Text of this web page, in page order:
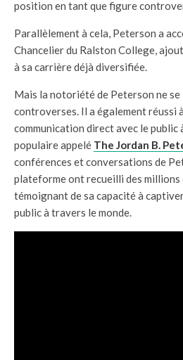
position en tant que figure
Parallèlement à cela, Peterson a
Chancelier du Ralston College,
à sa carrière déjà diversifiée.
Mais la notoriété de Peterson ne se
controverses. Il a également réussi
communication direct avec le public
populaire appelé The Jordan B.
conférences et conversations de
plateforme ont recueilli des millions
témoignant de sa capacité à
public à travers le monde.